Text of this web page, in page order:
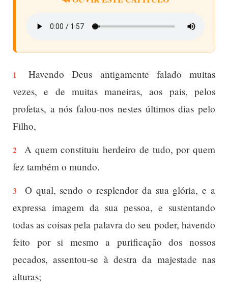
1
Havendo Deus antigamente falado muitas
vezes, e de muitas maneiras, aos pais, pelos
profetas, a nós falou-nos nestes últimos dias pelo
Filho,
2
A quem constituiu herdeiro de tudo, por quem
fez também o mundo.
3
O qual, sendo o resplendor da sua glória, e a
expressa imagem da sua pessoa, e sustentando
todas as coisas pela palavra do seu poder, havendo
feito por si mesmo a purificação dos nossos
pecados, assentou-se à destra da majestade nas
alturas;